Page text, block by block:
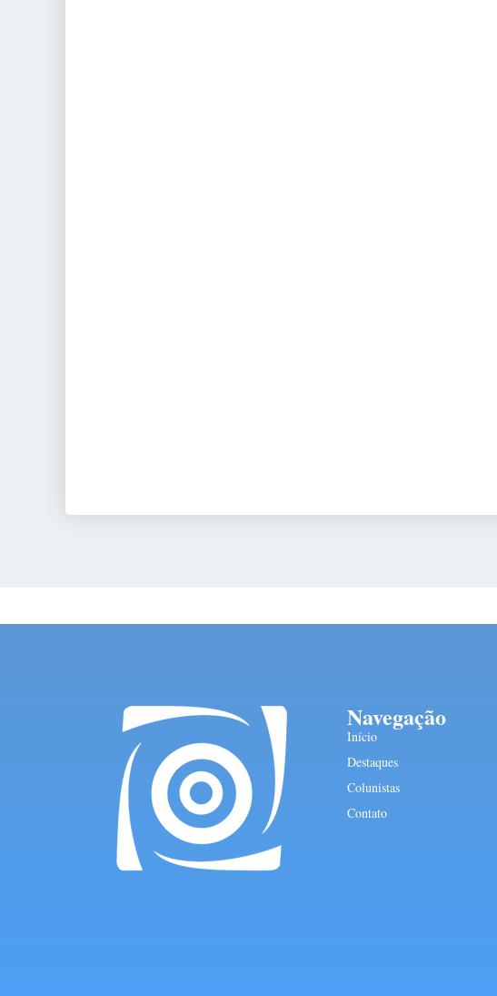
Navegação
Início
Destaques
Colunistas
Contato